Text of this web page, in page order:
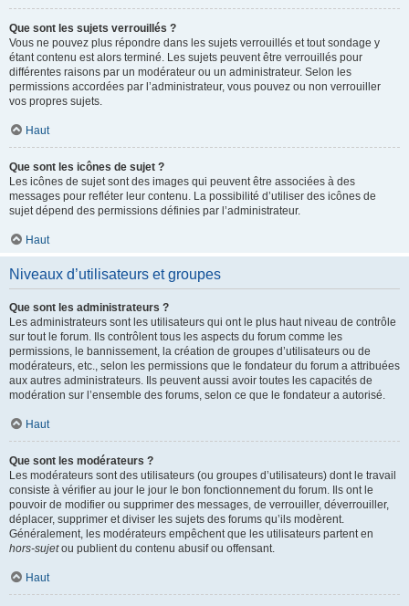
Que sont les sujets verrouillés ?
Vous ne pouvez plus répondre dans les sujets verrouillés et tout sondage y
étant contenu est alors terminé. Les sujets peuvent être verrouillés pour
différentes raisons par un modérateur ou un administrateur. Selon les
permissions accordées par l’administrateur, vous pouvez ou non verrouiller
vos propres sujets.
Haut
Que sont les icônes de sujet ?
Les icônes de sujet sont des images qui peuvent être associées à des
messages pour refléter leur contenu. La possibilité d’utiliser des icônes de
sujet dépend des permissions définies par l’administrateur.
Haut
Niveaux d’utilisateurs et groupes
Que sont les administrateurs ?
Les administrateurs sont les utilisateurs qui ont le plus haut niveau de contrôle
sur tout le forum. Ils contrôlent tous les aspects du forum comme les
permissions, le bannissement, la création de groupes d’utilisateurs ou de
modérateurs, etc., selon les permissions que le fondateur du forum a attribuées
aux autres administrateurs. Ils peuvent aussi avoir toutes les capacités de
modération sur l’ensemble des forums, selon ce que le fondateur a autorisé.
Haut
Que sont les modérateurs ?
Les modérateurs sont des utilisateurs (ou groupes d’utilisateurs) dont le travail
consiste à vérifier au jour le jour le bon fonctionnement du forum. Ils ont le
pouvoir de modifier ou supprimer des messages, de verrouiller, déverrouiller,
déplacer, supprimer et diviser les sujets des forums qu’ils modèrent.
Généralement, les modérateurs empêchent que les utilisateurs partent en
hors-sujetou publient du contenu abusif ou offensant.
Haut